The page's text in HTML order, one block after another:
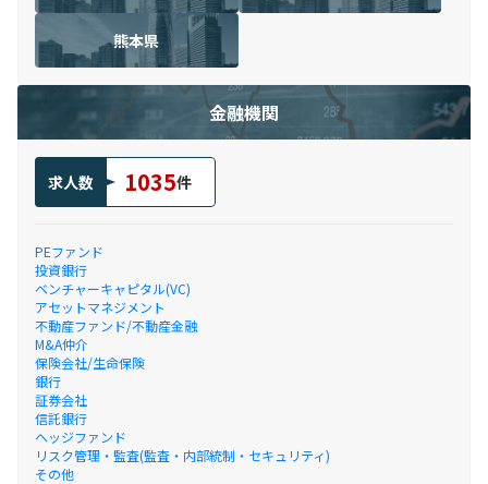
熊本県
金融機関
求人数 1035件
PEファンド
投資銀行
ベンチャーキャピタル(VC)
アセットマネジメント
不動産ファンド/不動産金融
M&A仲介
保険会社/生命保険
銀行
証券会社
信託銀行
ヘッジファンド
リスク管理・監査(監査・内部統制・セキュリティ)
その他